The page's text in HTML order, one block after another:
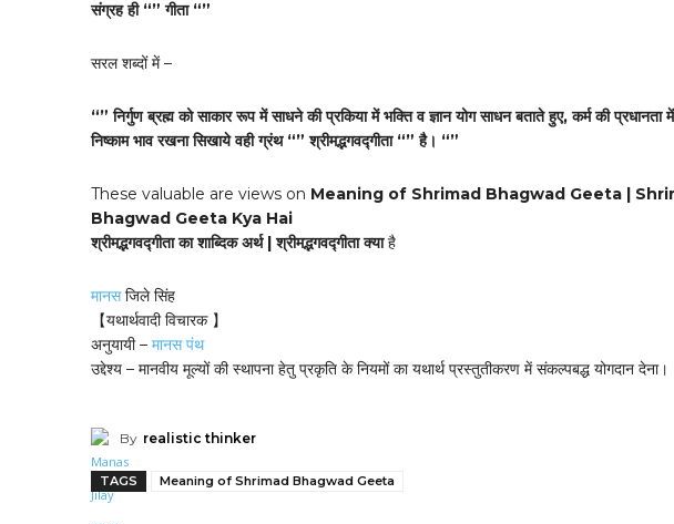
संग्रह ही “” गीता “”
सरल शब्दों में –
“” निर्गुण ब्रह्म को साकार रूप में साधने की प्रकिया में भक्ति व ज्ञान योग साधन बताते हुए, कर्म की प्रधानता में
निष्काम भाव रखना सिखाये वही ग्रंथ “” श्रीमद्भगवद्गीता “” है। “”
These valuable are views on Meaning of Shrimad Bhagwad Geeta |
Bhagwad Geeta Kya Hai
श्रीमद्भगवद्गीता का शाब्दिक अर्थ | श्रीमद्भगवद्गीता क्याहै
मानसजिले सिंह
【यथार्थवादी विचारक 】
अनुयायी – मानस पंथ
उद्देश्य – मानवीय मूल्यों की स्थापना हेतु प्रकृति के नियमों का यथार्थ प्रस्तुतीकरण में संकल्पबद्ध योगदान देना।
By realistic thinker
TAGS Meaning of Shrimad Bhagwad Geeta